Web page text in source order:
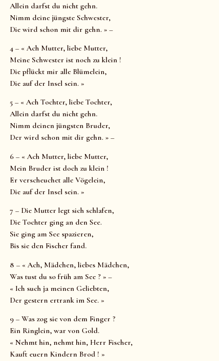
Allein darfst du nicht gehn.
Nimm deine jüngste Schwester,
Die wird schon mit dir gehn. » –
4 – « Ach Mutter, liebe Mutter,
Meine Schwester ist noch zu klein !
Die pflückt mir alle Blümelein,
Die auf der Insel sein. »
5 – « Ach Tochter, liebe Tochter,
Allein darfst du nicht gehn.
Nimm deinen jüngsten Bruder,
Der wird schon mit dir gehn. » –
6 – « Ach Mutter, liebe Mutter,
Mein Bruder ist doch zu klein !
Er verscheuchet alle Vögelein,
Die auf der Insel sein. »
7 – Die Mutter legt sich schlafen,
Die Tochter ging an den See.
Sie ging am See spazieren,
Bis sie den Fischer fand.
8 – « Ach, Mädchen, liebes Mädchen,
Was tust du so früh am See ? » –
« Ich such ja meinen Geliebten,
Der gestern ertrank im See. »
9 – Was zog sie von dem Finger ?
Ein Ringlein, war von Gold.
« Nehmt hin, nehmt hin, Herr Fischer,
Kauft euern Kindern Brod ! »